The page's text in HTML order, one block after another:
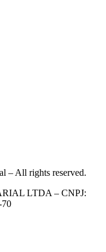
– All rights reserved.
LTDA – CNPJ: